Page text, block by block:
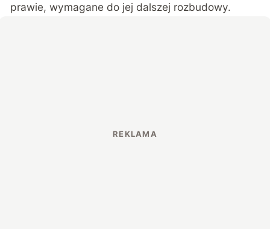
prawie, wymagane do jej dalszej rozbudowy.